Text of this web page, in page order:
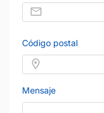
Código postal
Mensaje